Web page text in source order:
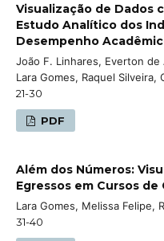
Visualização de Dados
Estudo Analítico dos
Desempenho
João F. Linhares, Everton de
Lara Gomes, Raquel Silveira,
21-30
PDF
Além dos Números:
Egressos em Cursos de
Lara Gomes, Melissa Felipe,
31-40